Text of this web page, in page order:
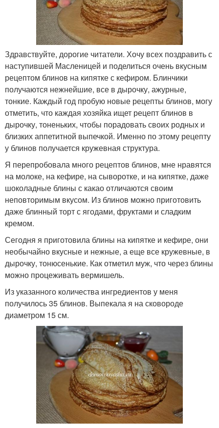
Здравствуйте, дорогие читатели. Хочу всех поздравить с
наступившей Масленицей и поделиться очень вкусным
рецептом блинов на кипятке с кефиром. Блинчики
получаются нежнейшие, все в дырочку, ажурные,
тонкие. Каждый год пробую новые рецепты блинов, могу
отметить, что каждая хозяйка ищет рецепт блинов в
дырочку, тоненьких, чтобы порадовать своих родных и
близких аппетитной выпечкой. Именно по этому рецепту
у блинов получается кружевная структура.
Я перепробовала много рецептов блинов, мне нравятся
на молоке, на кефире, на сыворотке, и на кипятке, даже
шоколадные блины с какао отличаются своим
неповторимым вкусом. Из блинов можно приготовить
даже блинный торт с ягодами, фруктами и сладким
кремом.
Сегодня я приготовила блины на кипятке и кефире, они
необычайно вкусные и нежные, а еще все кружевные, в
дырочку, тонюсенькие. Как отметил муж, что через блины
можно процеживать вермишель.
Из указанного количества ингредиентов у меня
получилось 35 блинов. Выпекала я на сковороде
диаметром 15 см.